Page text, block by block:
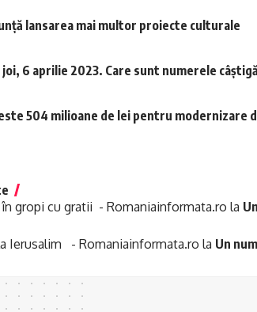
lansarea mai multor proiecte culturale
6 aprilie 2023. Care sunt numerele
504 milioane de lei pentru modernizare
gropi cu gratii - Romaniainformata.ro la
Ierusalim - Romaniainformata.ro la Un